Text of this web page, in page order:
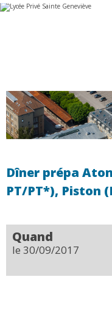
Aller
au
Outils
personnels
Dîner prépa
PT/PT*), Piston
Quand
le 30/09/2017